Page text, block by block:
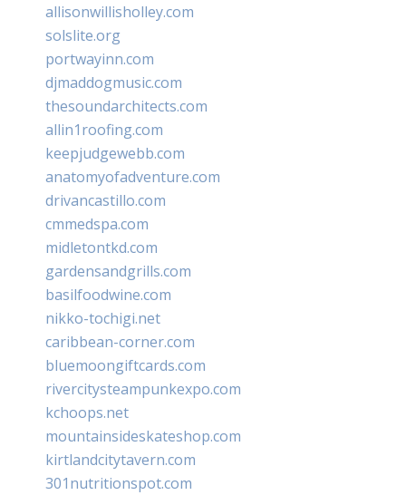
allisonwillisholley.com
solslite.org
portwayinn.com
djmaddogmusic.com
thesoundarchitects.com
allin1roofing.com
keepjudgewebb.com
anatomyofadventure.com
drivancastillo.com
cmmedspa.com
midletontkd.com
gardensandgrills.com
basilfoodwine.com
nikko-tochigi.net
caribbean-corner.com
bluemoongiftcards.com
rivercitysteampunkexpo.com
kchoops.net
mountainsideskateshop.com
kirtlandcitytavern.com
301nutritionspot.com